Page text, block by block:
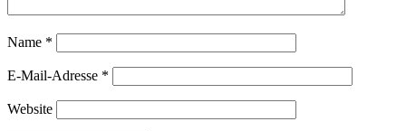
Name *
E-Mail-Adresse *
Website